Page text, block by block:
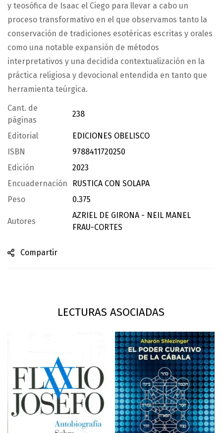
y teosófica de Isaac el Ciego para llevar a cabo un
proceso transformativo en el que observamos tanto la
conservación de tradiciones esotéricas escritas y orales
como una notable expansión de métodos
interpretativos y una decidida contextualización en la
práctica religiosa y devocional entendida en tanto que
herramienta teúrgica.
Cant. de
páginas
238
Editorial
EDICIONES OBELISCO
ISBN
9788411720250
Edición
2023
Encuadernación
RUSTICA CON SOLAPA
Peso
0.375
Autores
AZRIEL DE GIRONA - NEIL MANEL
FRAU-CORTES
Compartir
LECTURAS ASOCIADAS